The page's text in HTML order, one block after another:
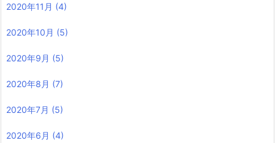
2020年11月 (4)
2020年10月 (5)
2020年9月 (5)
2020年8月 (7)
2020年7月 (5)
2020年6月 (4)